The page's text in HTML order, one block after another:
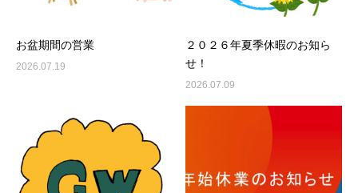
お盆期間の営業
2026.07.19
２０２６年夏季休暇のお知ら
せ！
2026.07.09